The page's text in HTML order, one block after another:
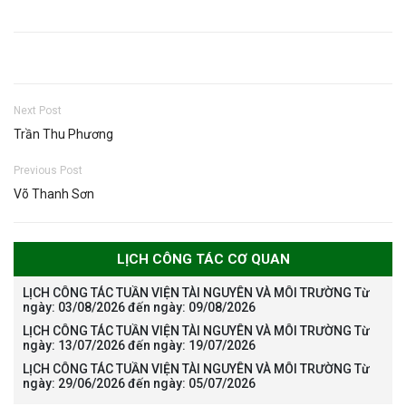
Next Post
Trần Thu Phương
Previous Post
Võ Thanh Sơn
LỊCH CÔNG TÁC CƠ QUAN
LỊCH CÔNG TÁC TUẦN VIỆN TÀI NGUYÊN VÀ MÔI TRƯỜNG Từ
ngày: 03/08/2026 đến ngày: 09/08/2026
LỊCH CÔNG TÁC TUẦN VIỆN TÀI NGUYÊN VÀ MÔI TRƯỜNG Từ
ngày: 13/07/2026 đến ngày: 19/07/2026
LỊCH CÔNG TÁC TUẦN VIỆN TÀI NGUYÊN VÀ MÔI TRƯỜNG Từ
ngày: 29/06/2026 đến ngày: 05/07/2026